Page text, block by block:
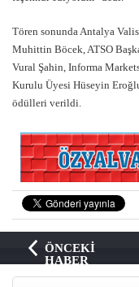
Tören sonunda Antalya
Muhittin Böcek, ATSO
Vural Şahin, Informa
Kurulu Üyesi Hüseyin
ödülleri verildi.
ÖNCEKİ
HABER